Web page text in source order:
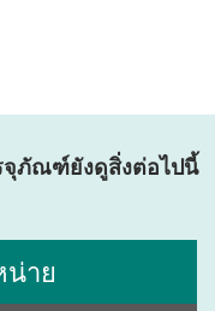
จุภัณฑ์ยังดูสิ่งต่อไปนี้
น่าย